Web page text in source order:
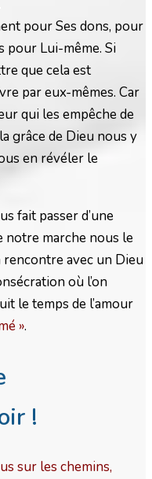
pour Ses dons, pour
pour Lui-même. Si
que cela est
par eux-mêmes. Car
qui les empêche de
grâce de Dieu nous y
en révéler le
fait passer d’une
notre marche nous le
rencontre avec un Dieu
où l’on
le temps de l’amour
».
!
sur les chemins,